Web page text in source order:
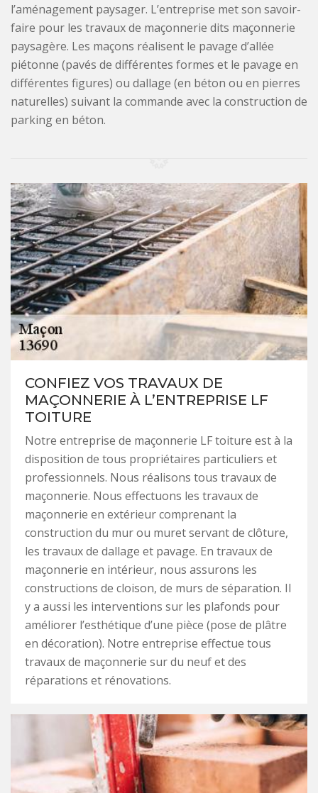
l’aménagement paysager. L’entreprise met son savoir-
faire pour les travaux de maçonnerie dits maçonnerie
paysagère. Les maçons réalisent le pavage d’allée
piétonne (pavés de différentes formes et le pavage en
différentes figures) ou dallage (en béton ou en pierres
naturelles) suivant la commande avec la construction de
parking en béton.
CONFIEZ VOS TRAVAUX DE
MAÇONNERIE À L’ENTREPRISE LF
TOITURE
Notre entreprise de maçonnerie LF toiture est à la
disposition de tous propriétaires particuliers et
professionnels. Nous réalisons tous travaux de
maçonnerie. Nous effectuons les travaux de
maçonnerie en extérieur comprenant la
construction du mur ou muret servant de clôture,
les travaux de dallage et pavage. En travaux de
maçonnerie en intérieur, nous assurons les
constructions de cloison, de murs de séparation. Il
y a aussi les interventions sur les plafonds pour
améliorer l’esthétique d’une pièce (pose de plâtre
en décoration). Notre entreprise effectue tous
travaux de maçonnerie sur du neuf et des
réparations et rénovations.